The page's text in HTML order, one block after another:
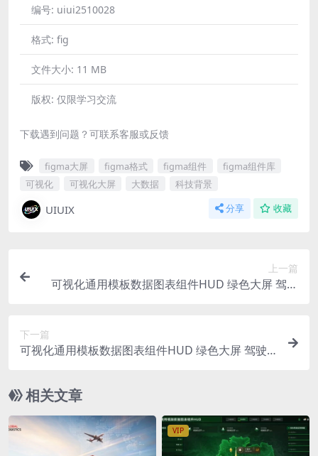
编号: uiui2510028
格式: fig
文件大小: 11 MB
版权: 仅限学习交流
下载遇到问题？可联系客服或反馈
figma大屏 figma格式 figma组件
figma组件库
可视化
可视化大屏 大数据 科技背景
UIUIX 分享 收藏
上一篇
可视化通用模板数据图表组件HUD 绿色大屏 驾驶
下一篇
可视化通用模板数据图表组件HUD 绿色大屏 驾驶
相关文章
VIP